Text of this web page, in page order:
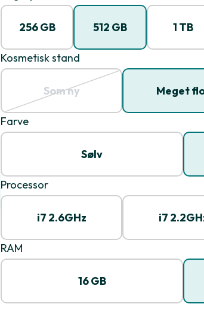
256 GB 512 GB 1 TB
Kosmetisk stand
Som ny Meget
Farve
Sølv
Processor
i7 2.6GHz i7
RAM
16 GB